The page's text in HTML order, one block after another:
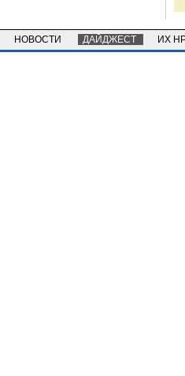
НОВОСТИ ДАЙДЖЕСТ ИХ